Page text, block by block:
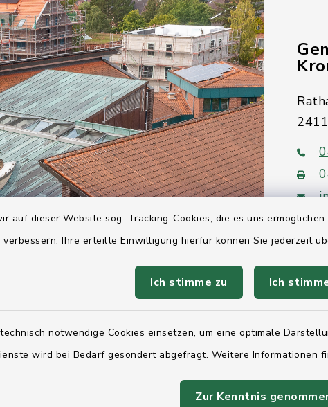
auf dieser Website sog. Tracking-Cookies, die es uns
Ihre erteilte Einwilligung hierfür können Sie jederzeit
Ich stimme zu Ich
notwendige Cookies einsetzen, um eine optimale
wird bei Bedarf gesondert abgefragt. Weitere Informationen
Zur Kenntnis